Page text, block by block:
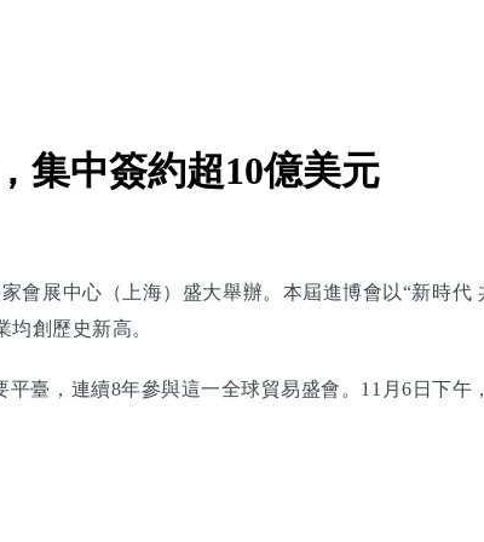
集中簽約超10億美元
會展中心（上海）盛大舉辦。本屆進博會以“新時
創歷史新高。
臺，連續8年參與這一全球貿易盛會。11月6日下